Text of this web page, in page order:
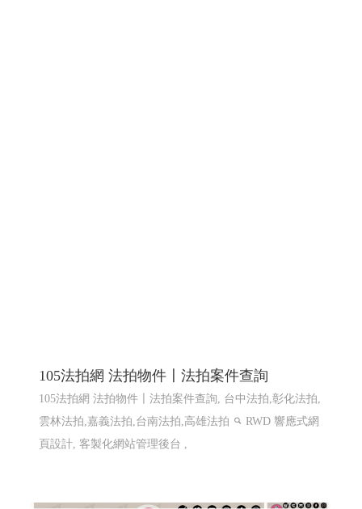
105法拍網 法拍物件〡法拍案件查詢
105法拍網 法拍物件〡法拍案件查詢, 台中法拍,彰化法拍,
雲林法拍,嘉義法拍,台南法拍,高雄法拍
RWD 響應式網
頁設計, 客製化網站管理後台 ,